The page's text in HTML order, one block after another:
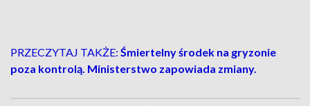
PRZECZYTAJ TAKŻE: Śmiertelny środek na gryzonie
poza kontrolą. Ministerstwo zapowiada zmiany.